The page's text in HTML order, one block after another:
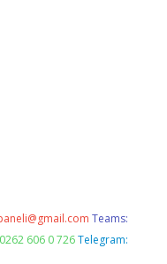
Teams:
606 0 726 Telegram: